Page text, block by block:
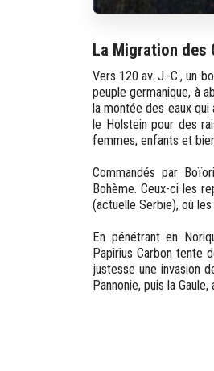
La Migration des
Vers 120 av. J.-C., un
peuple germanique, à
la montée des eaux
le Holstein pour des
femmes, enfants et
Commandés par
Bohème. Ceux-ci les
(actuelle Serbie), où
En pénétrant en
Papirius Carbon tente
justesse une invasion
Pannonie, puis la